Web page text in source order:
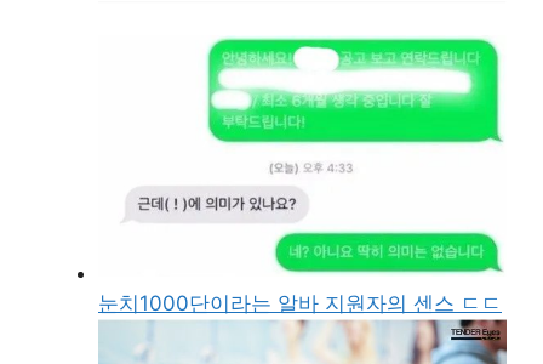
눈치1000단이라는 알바 지원자의 센스 ㄷㄷ